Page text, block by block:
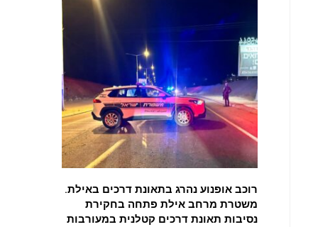
רוכב אופנוע נהרג בתאונת דרכים באילת.
משטרת מרחב אילת פתחה בחקירת
נסיבות תאונת דרכים קטלנית במעורבות